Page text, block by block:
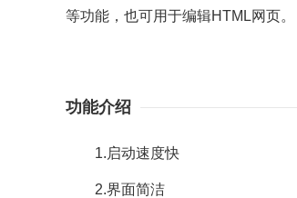
等功能，也可用于编辑HTML网页。
功能介绍
1.启动速度快
2.界面简洁